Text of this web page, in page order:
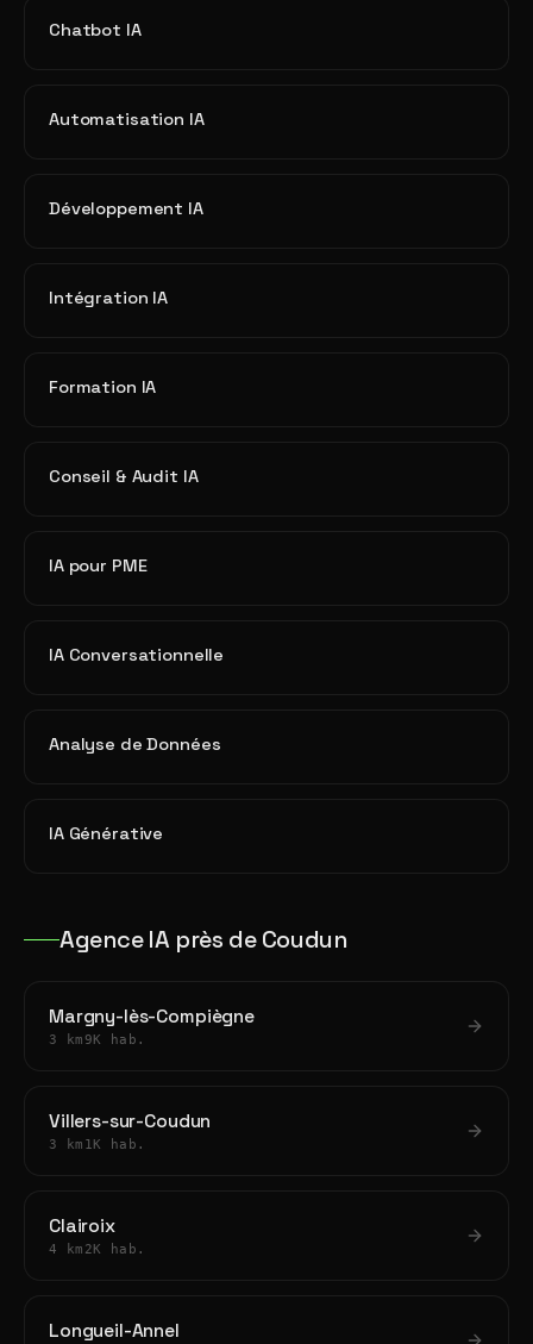
Chatbot IA
Automatisation IA
Développement IA
Intégration IA
Formation IA
Conseil & Audit IA
IA pour PME
IA Conversationnelle
Analyse de Données
IA Générative
Agence IA près de Coudun
Margny-lès-Compiègne
3 km 9K hab.
Villers-sur-Coudun
3 km 1K hab.
Clairoix
4 km 2K hab.
Longueil-Annel